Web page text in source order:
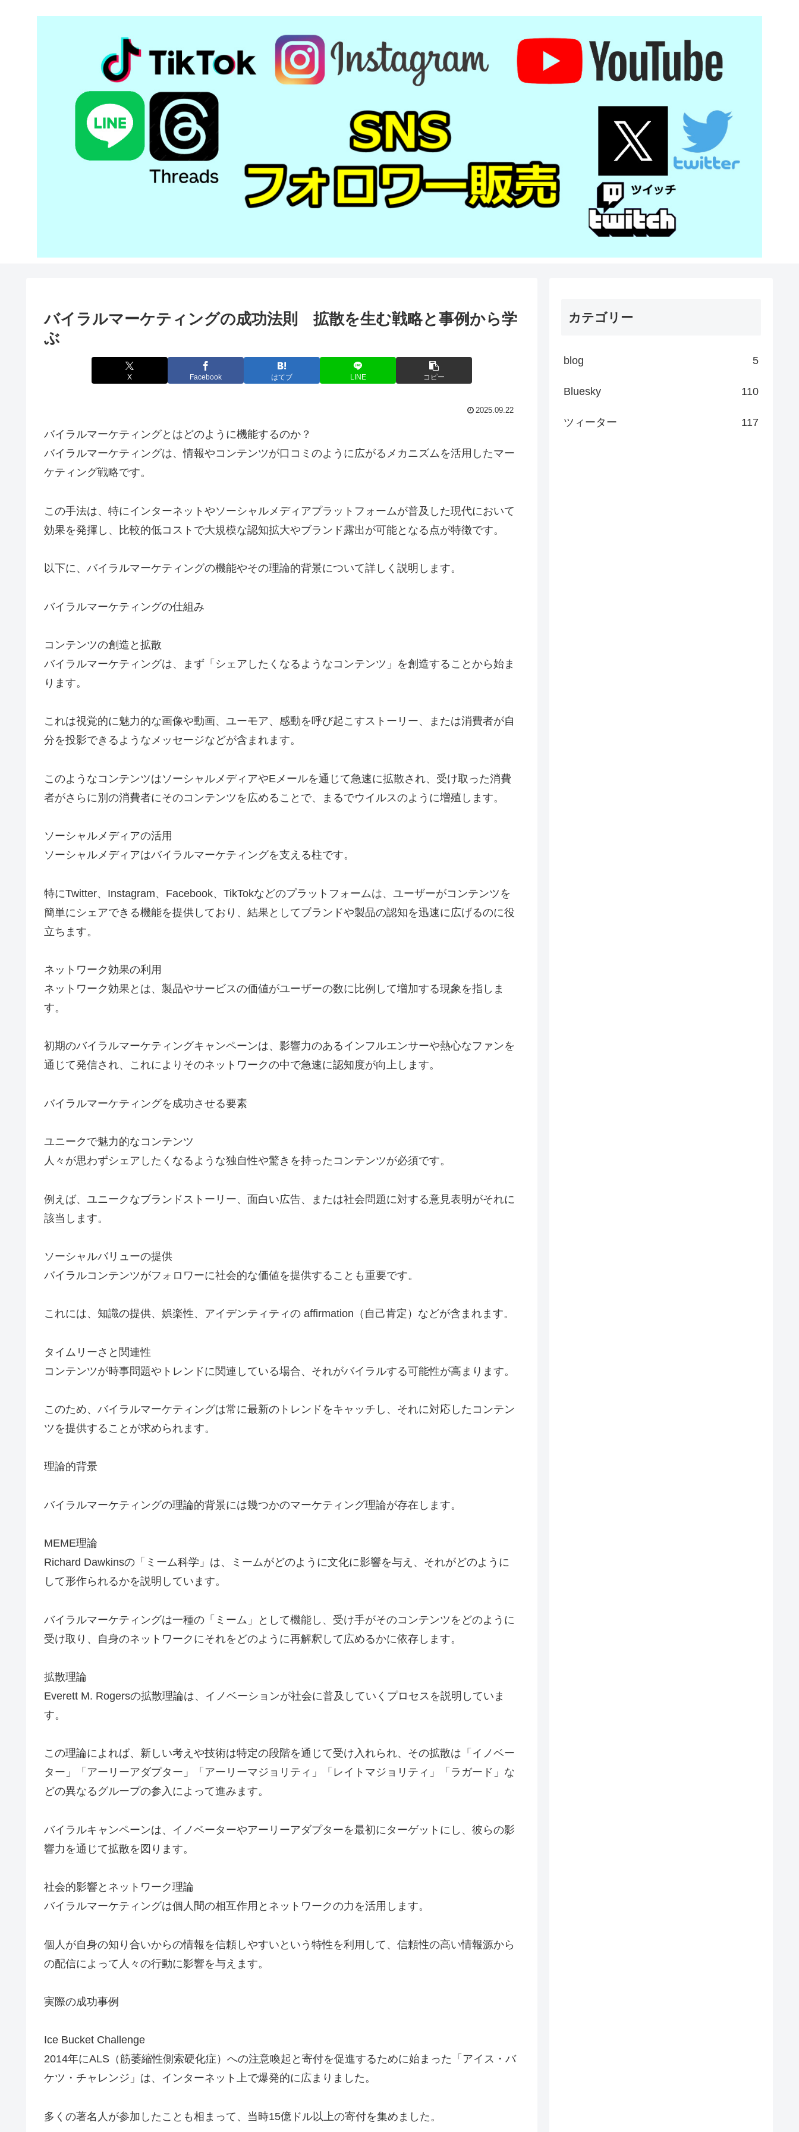
バイラルマーケティングの成功法則 拡散を生む戦略と事例から学
ぶ
X Facebook はてブ LINE コピー
2025.09.22
バイラルマーケティングとはどのように機能するのか？
バイラルマーケティングは、情報やコンテンツが口コミのように広がるメカニズムを活用したマー
ケティング戦略です。
この手法は、特にインターネットやソーシャルメディアプラットフォームが普及した現代において
効果を発揮し、比較的低コストで大規模な認知拡大やブランド露出が可能となる点が特徴です。
以下に、バイラルマーケティングの機能やその理論的背景について詳しく説明します。
バイラルマーケティングの仕組み
コンテンツの創造と拡散
バイラルマーケティングは、まず「シェアしたくなるようなコンテンツ」を創造することから始ま
ります。
これは視覚的に魅力的な画像や動画、ユーモア、感動を呼び起こすストーリー、または消費者が自
分を投影できるようなメッセージなどが含まれます。
このようなコンテンツはソーシャルメディアやEメールを通じて急速に拡散され、受け取った消費
者がさらに別の消費者にそのコンテンツを広めることで、まるでウイルスのように増殖します。
ソーシャルメディアの活用
ソーシャルメディアはバイラルマーケティングを支える柱です。
特にTwitter、Instagram、Facebook、TikTokなどのプラットフォームは、ユーザーがコンテンツを
簡単にシェアできる機能を提供しており、結果としてブランドや製品の認知を迅速に広げるのに役
立ちます。
ネットワーク効果の利用
ネットワーク効果とは、製品やサービスの価値がユーザーの数に比例して増加する現象を指しま
す。
初期のバイラルマーケティングキャンペーンは、影響力のあるインフルエンサーや熱心なファンを
通じて発信され、これによりそのネットワークの中で急速に認知度が向上します。
バイラルマーケティングを成功させる要素
ユニークで魅力的なコンテンツ
人々が思わずシェアしたくなるような独自性や驚きを持ったコンテンツが必須です。
例えば、ユニークなブランドストーリー、面白い広告、または社会問題に対する意見表明がそれに
該当します。
ソーシャルバリューの提供
バイラルコンテンツがフォロワーに社会的な価値を提供することも重要です。
これには、知識の提供、娯楽性、アイデンティティの affirmation（自己肯定）などが含まれます。
タイムリーさと関連性
コンテンツが時事問題やトレンドに関連している場合、それがバイラルする可能性が高まります。
このため、バイラルマーケティングは常に最新のトレンドをキャッチし、それに対応したコンテン
ツを提供することが求められます。
理論的背景
バイラルマーケティングの理論的背景には幾つかのマーケティング理論が存在します。
MEME理論
Richard Dawkinsの「ミーム科学」は、ミームがどのように文化に影響を与え、それがどのように
して形作られるかを説明しています。
バイラルマーケティングは一種の「ミーム」として機能し、受け手がそのコンテンツをどのように
受け取り、自身のネットワークにそれをどのように再解釈して広めるかに依存します。
拡散理論
Everett M. Rogersの拡散理論は、イノベーションが社会に普及していくプロセスを説明していま
す。
この理論によれば、新しい考えや技術は特定の段階を通じて受け入れられ、その拡散は「イノベー
ター」「アーリーアダプター」「アーリーマジョリティ」「レイトマジョリティ」「ラガード」な
どの異なるグループの参入によって進みます。
バイラルキャンペーンは、イノベーターやアーリーアダプターを最初にターゲットにし、彼らの影
響力を通じて拡散を図ります。
社会的影響とネットワーク理論
バイラルマーケティングは個人間の相互作用とネットワークの力を活用します。
個人が自身の知り合いからの情報を信頼しやすいという特性を利用して、信頼性の高い情報源から
の配信によって人々の行動に影響を与えます。
実際の成功事例
Ice Bucket Challenge
2014年にALS（筋萎縮性側索硬化症）への注意喚起と寄付を促進するために始まった「アイス・バ
ケツ・チャレンジ」は、インターネット上で爆発的に広まりました。
多くの著名人が参加したことも相まって、当時15億ドル以上の寄付を集めました。
カテゴリー
blog 5
Bluesky 110
ツィーター 117